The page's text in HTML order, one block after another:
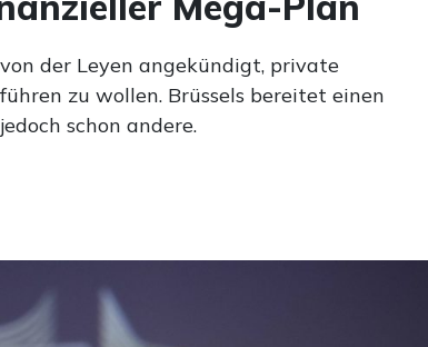
der Leyen angekündigt, private
zu wollen. Brüssels bereitet einen
schon andere.